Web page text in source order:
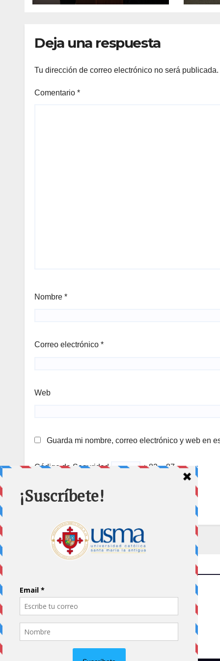
autolesión en
Deja una respuesta
Tu dirección de correo electrónico no será publicada.
Comentario *
Nombre *
Correo electrónico *
Web
Guarda mi nombre, correo electrónico y web en
Código de Seguridad + 82 = 87